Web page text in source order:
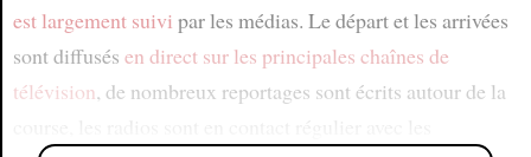
est largement suivi par les médias. Le départ et les arrivées
sont diffusés en direct sur les principales chaînes de
télévision, de nombreux reportages sont écrits autour de la